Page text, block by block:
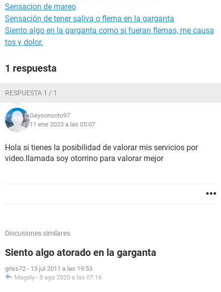
Sensacion de mareo
Sensación de tener saliva o flema en la garganta
Siento algo en la garganta como si fueran flemas, me causa
tos y dolor.
1 respuesta
RESPUESTA 1 / 1
Geysonsoto97
11 ene 2023 a las 05:07
Hola si tienes la posibilidad de valorar mis servicios por
video.llamada soy otorrino para valorar mejor
Discusiones similares
Siento algo atorado en la garganta
griss72 - 13 jul 2011 a las 19:53
Magaly - 8 ago 2020 a las 07:16